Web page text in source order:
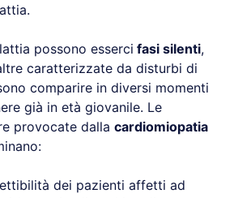
possono esserci fasi silenti,
caratterizzate da disturbi di
comparire in diversi momenti
già in età giovanile. Le
provocate dalla cardiomiopatia
dei pazienti affetti ad